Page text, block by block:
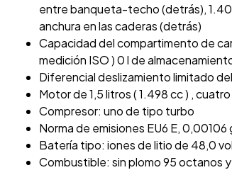
entre banqueta-techo (detrás),
anchura en las caderas (detrás)
Capacidad del compartimento de
medición ISO ) 0 l de
Diferencial deslizamiento limitado
Motor de 1,5 litros ( 1.498 cc ) ,
Compresor: uno de tipo turbo
Norma de emisiones EU6 E,
Batería tipo: iones de litio de 48,0
Combustible: sin plomo 95 octanos